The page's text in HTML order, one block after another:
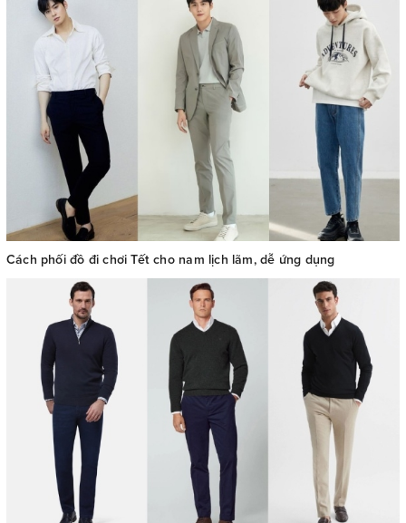
Cách phối đồ đi chơi Tết cho nam lịch lãm, dễ ứng dụng